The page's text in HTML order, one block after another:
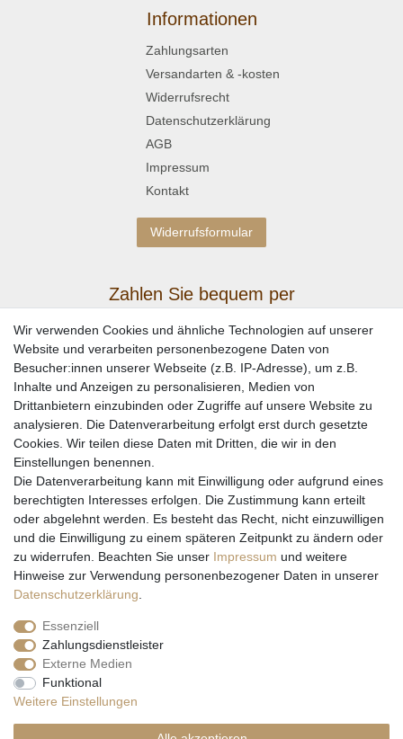
Informationen
Zahlungsarten
Versandarten & -kosten
Widerrufsrecht
Datenschutzerklärung
AGB
Impressum
Kontakt
Widerrufsformular
Zahlen Sie bequem per
Wir versenden mit
* Alle Preise inkl. gesetzl. Mehrwertsteuer zzgl. Versandkosten und ggf.
Nachnahmegebühren, wenn nicht anders beschrieben
Länder
hier
Wir verwenden Cookies und ähnliche Technologien auf unserer
Website und verarbeiten personenbezogene Daten von
Besucher:innen unserer Webseite (z.B. IP-Adresse), um z.B.
Inhalte und Anzeigen zu personalisieren, Medien von
Drittanbietern einzubinden oder Zugriffe auf unsere Website zu
analysieren. Die Datenverarbeitung erfolgt erst durch gesetzte
Cookies. Wir teilen diese Daten mit Dritten, die wir in den
Einstellungen benennen.
Die Datenverarbeitung kann mit Einwilligung oder aufgrund eines
berechtigten Interesses erfolgen. Die Zustimmung kann erteilt
oder abgelehnt werden. Es besteht das Recht, nicht einzuwilligen
und die Einwilligung zu einem späteren Zeitpunkt zu ändern oder
zu widerrufen. Beachten Sie unser Impressum und weitere
Hinweise zur Verwendung personenbezogener Daten in unserer
Daten­schutz­erklärung
Essenziell
Zahlungsdienstleister
Externe Medien
Funktional
Weitere Einstellungen